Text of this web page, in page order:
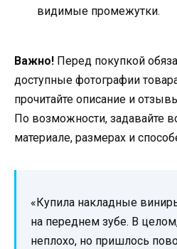
видимые промежутки.
Важно! Перед покупкой
доступные фотографии
прочитайте описание и
По возможности, задавайте
материале, размерах и
«Купила накладные
на переднем зубе. В
неплохо, но пришлось